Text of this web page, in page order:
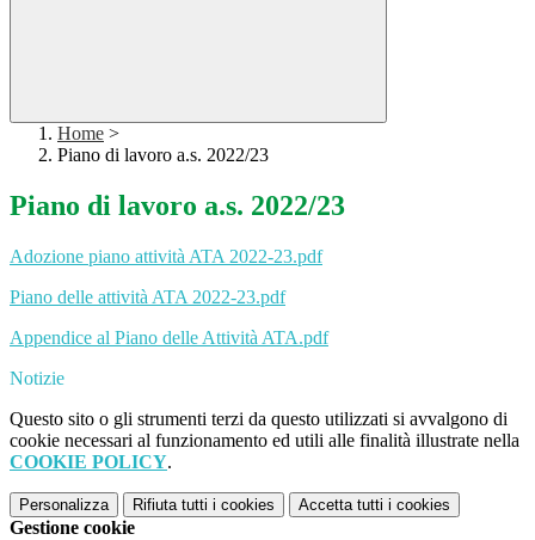
Home >
Piano di lavoro a.s. 2022/23
Piano di lavoro a.s. 2022/23
Adozione piano attività ATA 2022-23.pdf
Piano delle attività ATA 2022-23.pdf
Appendice al Piano delle Attività ATA.pdf
Notizie
Questo sito o gli strumenti terzi da questo utilizzati si avvalgono di
cookie necessari al funzionamento ed utili alle finalità illustrate nella
COOKIE POLICY.
Personalizza Rifiuta tutti i cookies Accetta tutti i cookies
Gestione cookie